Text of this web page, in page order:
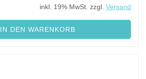
inkl. 19% MwSt. zzgl. Versand
IN DEN WARENKORB